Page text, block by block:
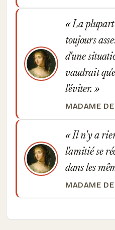
La plupart
toujours
d'une
vaudrait
l'éviter.
MADAME
Il n'y a
l'amitié se
dans les
MADAME